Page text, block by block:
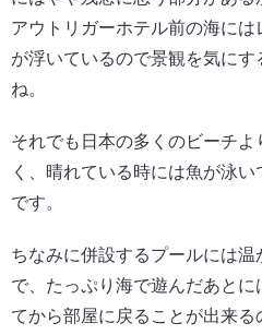
アウトリガーホテル前の海に
が浮いているので景観を気に
ね。
それでも日本の多くのビーチ
く、晴れている時には魚が泳
です。
ちなみに併設するプールには
で、たっぷり海で遊んだあと
てから部屋に戻ることが出来る